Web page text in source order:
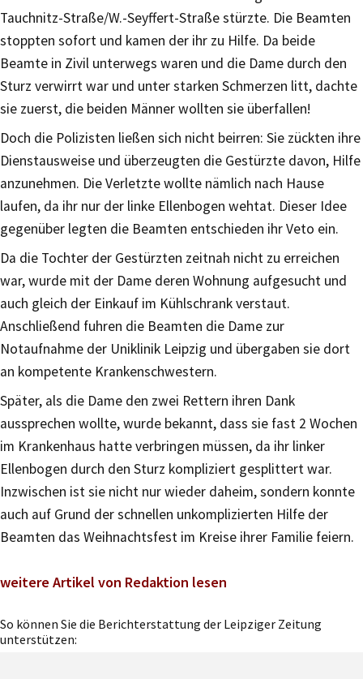
Tauchnitz-Straße/W.-Seyffert-Straße stürzte. Die Beamten
stoppten sofort und kamen der ihr zu Hilfe. Da beide
Beamte in Zivil unterwegs waren und die Dame durch den
Sturz verwirrt war und unter starken Schmerzen litt, dachte
sie zuerst, die beiden Männer wollten sie überfallen!
Doch die Polizisten ließen sich nicht beirren: Sie zückten ihre
Dienstausweise und überzeugten die Gestürzte davon, Hilfe
anzunehmen. Die Verletzte wollte nämlich nach Hause
laufen, da ihr nur der linke Ellenbogen wehtat. Dieser Idee
gegenüber legten die Beamten entschieden ihr Veto ein.
Da die Tochter der Gestürzten zeitnah nicht zu erreichen
war, wurde mit der Dame deren Wohnung aufgesucht und
auch gleich der Einkauf im Kühlschrank verstaut.
Anschließend fuhren die Beamten die Dame zur
Notaufnahme der Uniklinik Leipzig und übergaben sie dort
an kompetente Krankenschwestern.
Später, als die Dame den zwei Rettern ihren Dank
aussprechen wollte, wurde bekannt, dass sie fast 2 Wochen
im Krankenhaus hatte verbringen müssen, da ihr linker
Ellenbogen durch den Sturz kompliziert gesplittert war.
Inzwischen ist sie nicht nur wieder daheim, sondern konnte
auch auf Grund der schnellen unkomplizierten Hilfe der
Beamten das Weihnachtsfest im Kreise ihrer Familie feiern.
weitere Artikel von Redaktion lesen
So können Sie die Berichterstattung der Leipziger Zeitung
unterstützen: